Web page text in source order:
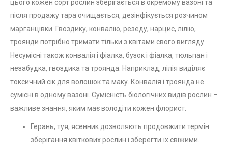
цього кожен сорт рослин зберігається в окремому вазоні та
після продажу тара очищається, дезінфікується розчином
марганцівки. Гвоздику, конвалію, резеду, нарцис, лілію,
троянди потрібно тримати тільки з квітами свого вигляду.
Несумісні також конвалія і фіалка, бузок і фіалка, тюльпан і
незабудка, гвоздика та троянда. Наприклад, лілія виділяє
токсичний сік для волошок та маку. Конвалія і троянда не
сумісні в одному вазоні. Сумісність біологічних видів рослин –
важливе знання, яким має володіти кожен флорист.
Герань, туя, ясенник дозволяють продовжити термін
зберігання квіткових рослин і зберегти їх свіжими.